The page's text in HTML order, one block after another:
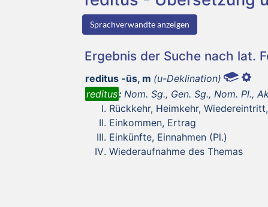
Sprachverwandte anzeigen
Ergebnis der Suche nach lat.
reditus -ūs, m (u-Deklination)
reditus: Nom. Sg., Gen. Sg., Nom. Pl.,
Rückkehr, Heimkehr,
Einkommen, Ertrag
Einkünfte, Einnahmen (Pl.)
Wiederaufnahme des Themas